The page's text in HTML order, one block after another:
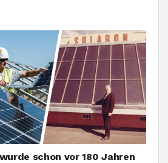
schon vor 180 Jahren